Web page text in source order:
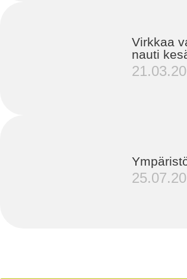
Virkkaa
nauti